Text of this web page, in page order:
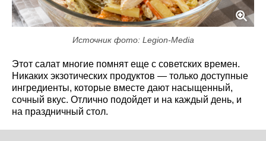
Источник фото: Legion-Media
Этот салат многие помнят еще с советских времен.
Никаких экзотических продуктов — только доступные
ингредиенты, которые вместе дают насыщенный,
сочный вкус. Отлично подойдет и на каждый день, и
на праздничный стол.